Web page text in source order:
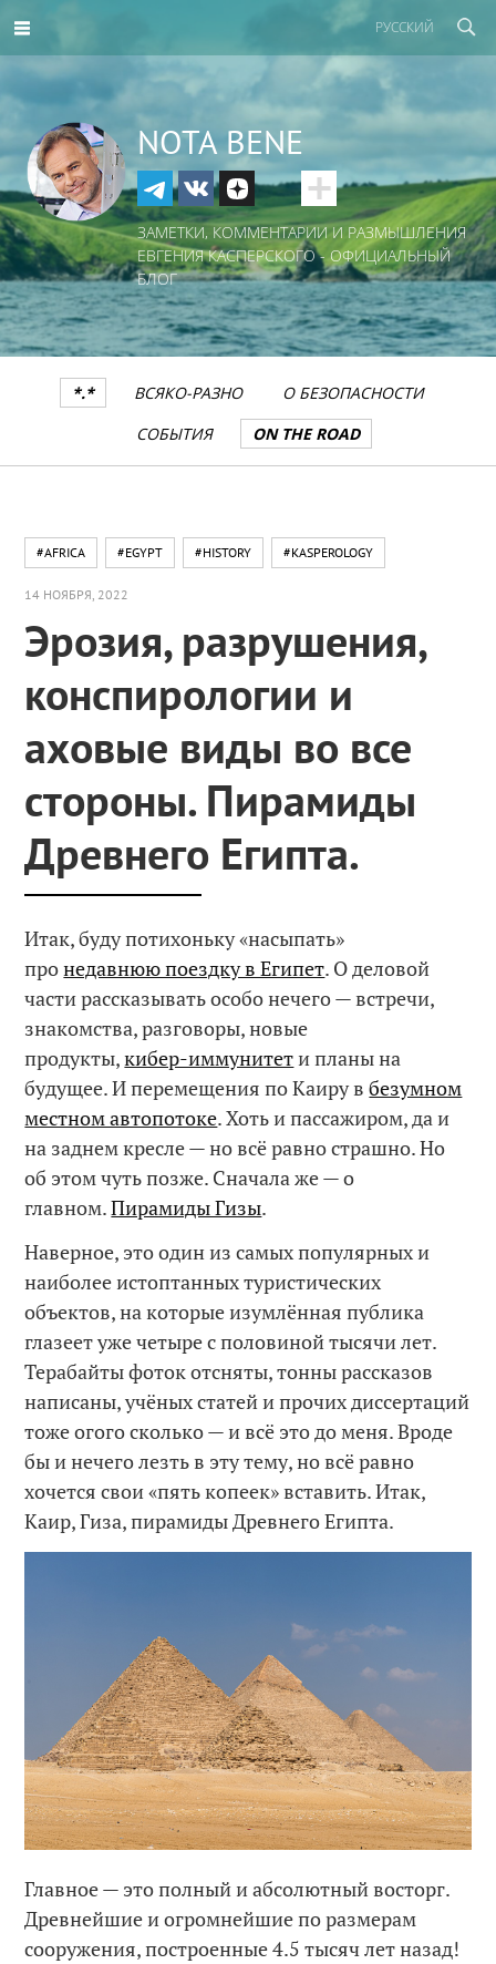
РУССКИЙ
NOTA BENE
ЗАМЕТКИ, КОММЕНТАРИИ И РАЗМЫШЛЕНИЯ
ЕВГЕНИЯ КАСПЕРСКОГО - ОФИЦИАЛЬНЫЙ
БЛОГ
*.* ВСЯКО-РАЗНО
О БЕЗОПАСНОСТИ
СОБЫТИЯ
ON THE ROAD
#AFRICA #EGYPT #HISTORY #KASPEROLOGY
14 НОЯБРЯ, 2022
Эрозия, разрушения,
конспирологии и
аховые виды во все
стороны. Пирамиды
Древнего Египта.
Итак, буду потихоньку «насыпать»
пронедавнюю поездку в Египет. О деловой
части рассказывать особо нечего — встречи,
знакомства, разговоры, новые
продукты,кибер-иммунитети планы на
будущее. И перемещения по Каиру вбезумном
местном автопотоке. Хоть и пассажиром, да и
на заднем кресле — но всё равно страшно. Но
об этом чуть позже. Сначала же — о
главном.Пирамиды Гизы.
Наверное, это один из самых популярных и
наиболее истоптанных туристических
объектов, на которые изумлённая публика
глазеет уже четыре с половиной тысячи лет.
Терабайты фоток отсняты, тонны рассказов
написаны, учёных статей и прочих диссертаций
тоже огого сколько — и всё это до меня. Вроде
бы и нечего лезть в эту тему, но всё равно
хочется свои «пять копеек» вставить. Итак,
Каир, Гиза, пирамиды Древнего Египта.
Главное — это полный и абсолютный восторг.
Древнейшие и огромнейшие по размерам
сооружения, построенные 4.5 тысяч лет назад!